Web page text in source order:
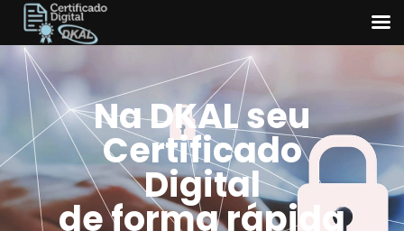
Na DKAL seu
Certificado
Digital
de forma rápida